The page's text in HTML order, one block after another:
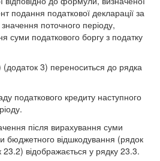
податкової декларації за
поточного періоду,
суми податкового боргу з податку
3) переноситься до рядка
податкового кредиту наступного
після вирахування суми
бюджетного відшкодування (рядок
відображається у рядку 23.3.